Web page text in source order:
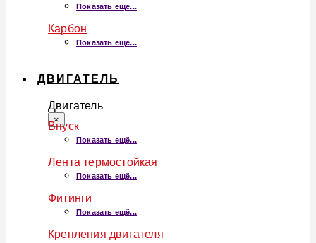
Показать ещё...
Карбон
Показать ещё...
ДВИГАТЕЛЬ
Двигатель
×
Впуск
Показать ещё...
Лента термостойкая
Показать ещё...
Фитинги
Показать ещё...
Крепления двигателя